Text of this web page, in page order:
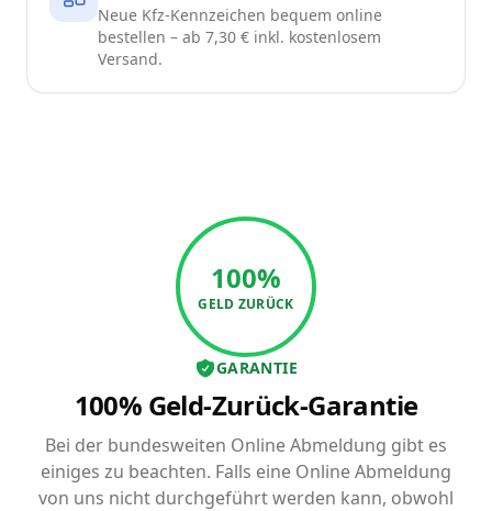
Neue Kfz-Kennzeichen bequem online
bestellen – ab 7,30 € inkl. kostenlosem
Versand.
100%
GELD ZURÜCK
GARANTIE
100% Geld-Zurück-Garantie
Bei der bundesweiten Online Abmeldung gibt es
einiges zu beachten. Falls eine Online Abmeldung
von uns nicht durchgeführt werden kann, obwohl